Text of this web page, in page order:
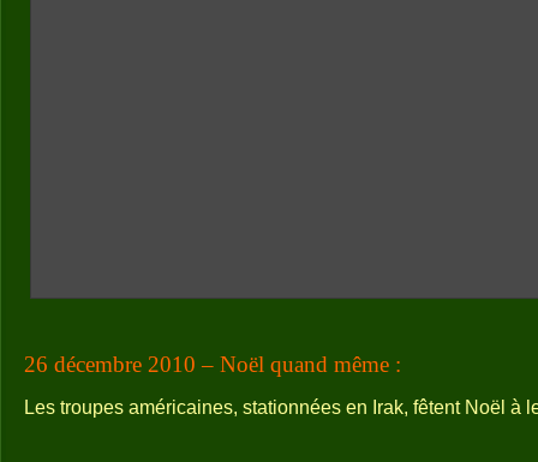
26 décembre 2010 – Noël quand même :
Les troupes américaines, stationnées en Irak, fêtent Noël à